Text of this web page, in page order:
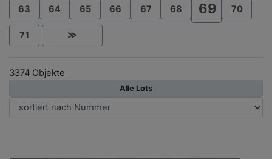
63 64 65 66 67 68 69 70
71 ≫
3374 Objekte
Alle Lots